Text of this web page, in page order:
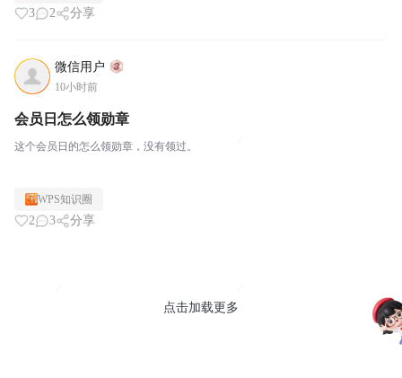
3 2 分享
微信用户
10小时前
会员日怎么领勋章
这个会员日的怎么领勋章，没有领过。
WPS知识圈
2 3 分享
点击加载更多